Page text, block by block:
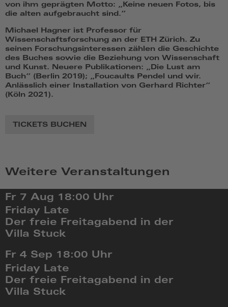
von ihm geprägten Motto: „Keine neuen Fotos, bis
die alten aufgebraucht sind.“
Michael Hagner ist Professor für
Wissenschaftsforschung an der ETH Zürich. Zu
seinen Forschungsinteressen zählen die Geschichte
des Buches sowie die Beziehung von Wissenschaft
und Kunst. Neuere Publikationen: „Die Lust am
Buch“ (Berlin 2019); „Foucaults Pendel und wir.
Anlässlich einer Installation von Gerhard Richter“
(Köln 2021).
TICKETS BUCHEN
Weitere Veranstaltungen
Fr 7 Aug 18:00 Uhr
Friday Late
Der freie Freitagabend in der
Villa Stuck
Aug
7
2026,
18:08
Fr 4 Sep 18:00 Uhr
Friday Late
Der freie Freitagabend in der
Villa Stuck